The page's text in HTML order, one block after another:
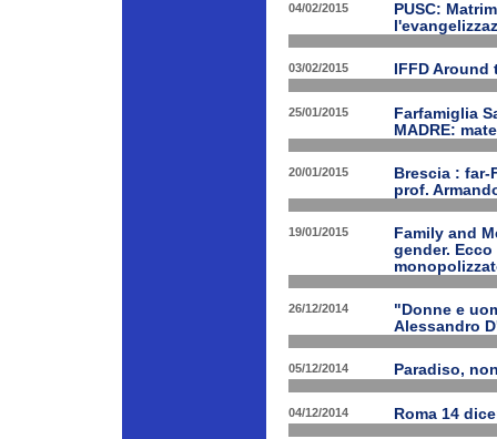
04/02/2015
PUSC:
03/02/2015 IFFD
25/01/2015
Farfamiglia
MADRE:
20/01/2015
Brescia :
prof.
19/01/2015
Family and
gender.
26/12/2014
"Donne e
Alessandro
05/12/2014 Paradiso,
04/12/2014 Roma 14